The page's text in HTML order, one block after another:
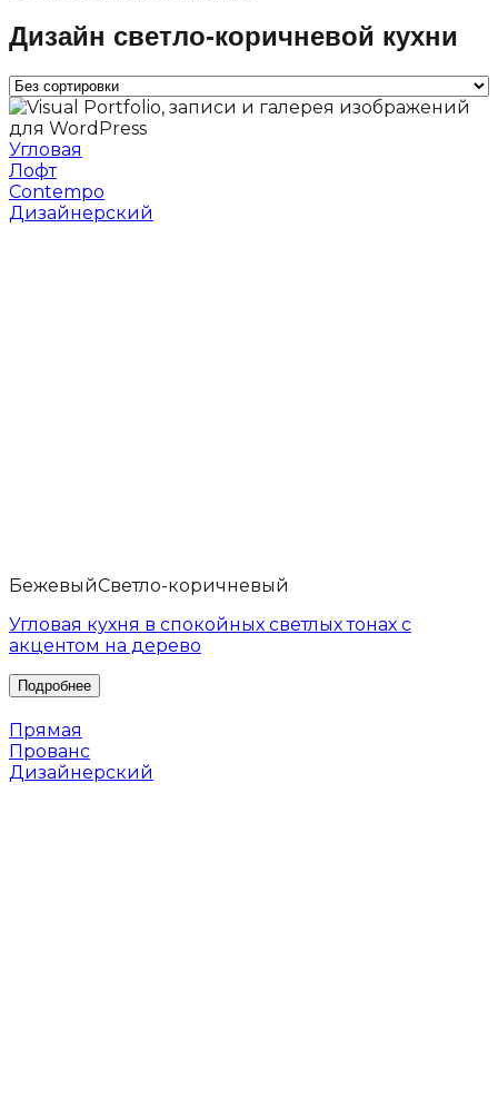
Дизайн светло-коричневой кухни
Угловая
Лофт
Contempo
Дизайнерский
БежевыйСветло-коричневый
Угловая кухня в спокойных светлых тонах с
акцентом на дерево
Прямая
Прованс
Дизайнерский